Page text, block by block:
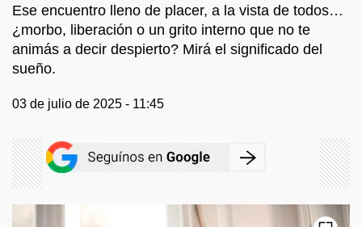
Ese encuentro lleno de placer, a la vista de todos…
¿morbo, liberación o un grito interno que no te
animás a decir despierto? Mirá el significado del
sueño.
03 de julio de 2025 - 11:45